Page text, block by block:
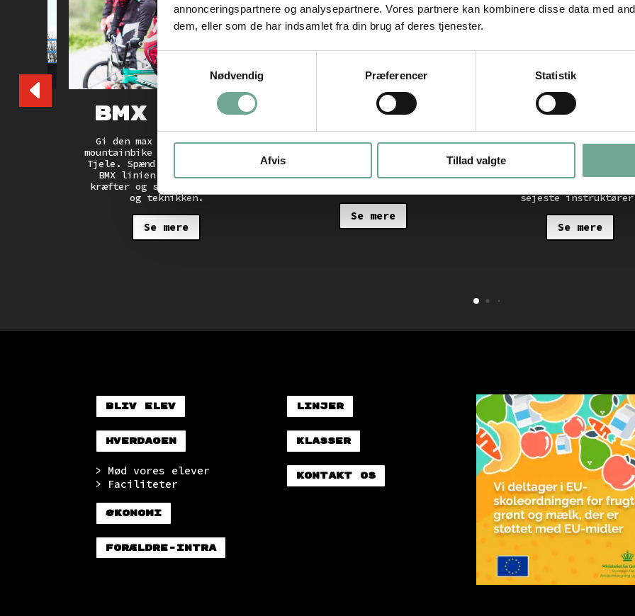
annonceringspartnere og analysepartnere. Vores partnere kan kombinere disse data med
dem, eller som de har indsamlet fra din brug af deres tjenester.
Samtykkevalg
Nødvendig
Præferencer Statistik
Afvis Tillad valgte
BMX Race
Gi den max gas på de fede
mountainbike og BMX tracks på
Tjele. Spænd hjelmen og vælg
BMX linien. Du får brugt
kræfter og styrket balancen
og teknikken.
Se mere
Animation
Behærsk de bedste teknikker,
animationer og lav animation
og video og filmklip som en
Se mere
Skate
Vi har vores egen
overskride grænser og
go til det vildeste.
sejeste
Se mere
Bliv elev
Hverdagen
> Mød vores elever
> Faciliteter
Økonomi
Forældre-intra
Linjer
Klasser
Kontakt os